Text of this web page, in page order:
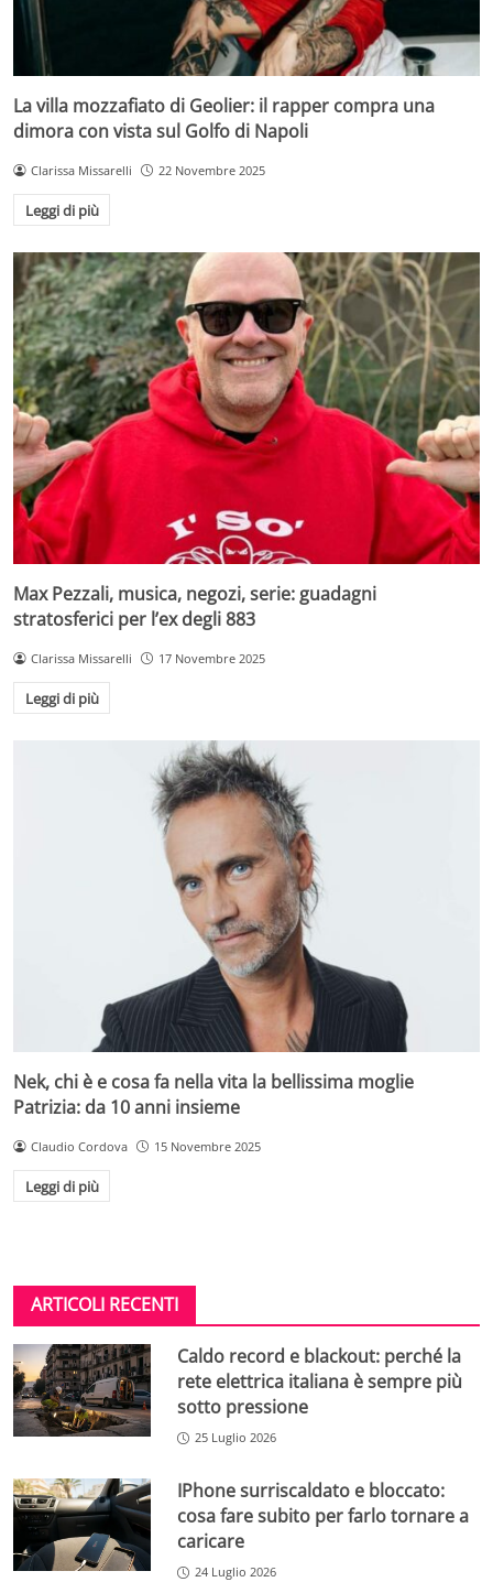
La villa mozzafiato di Geolier: il rapper compra una
dimora con vista sul Golfo di Napoli
Clarissa Missarelli 22 Novembre 2025
Leggi di più
Max Pezzali, musica, negozi, serie: guadagni
stratosferici per l’ex degli 883
Clarissa Missarelli 17 Novembre 2025
Leggi di più
Nek, chi è e cosa fa nella vita la bellissima moglie
Patrizia: da 10 anni insieme
Claudio Cordova 15 Novembre 2025
Leggi di più
ARTICOLI RECENTI
Caldo record e blackout: perché la
rete elettrica italiana è sempre più
sotto pressione
25 Luglio 2026
IPhone surriscaldato e bloccato:
cosa fare subito per farlo tornare a
caricare
24 Luglio 2026